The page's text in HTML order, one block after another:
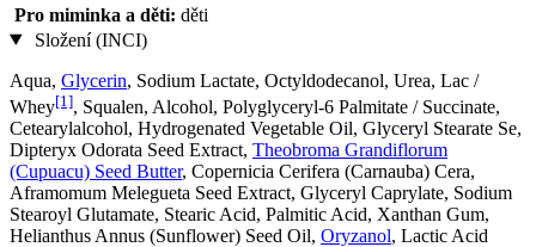
Pro miminka a děti: děti
Složení (INCI)
Aqua, Glycerin, Sodium Lactate, Octyldodecanol, Urea, Lac /
Whey[1], Squalen, Alcohol, Polyglyceryl-6 Palmitate / Succinate,
Cetearylalcohol, Hydrogenated Vegetable Oil, Glyceryl Stearate Se,
Dipteryx Odorata Seed Extract, Theobroma Grandiflorum
(Cupuacu) Seed Butter, Copernicia Cerifera (Carnauba) Cera,
Aframomum Melegueta Seed Extract, Glyceryl Caprylate, Sodium
Stearoyl Glutamate, Stearic Acid, Palmitic Acid, Xanthan Gum,
Helianthus Annus (Sunflower) Seed Oil, Oryzanol, Lactic Acid